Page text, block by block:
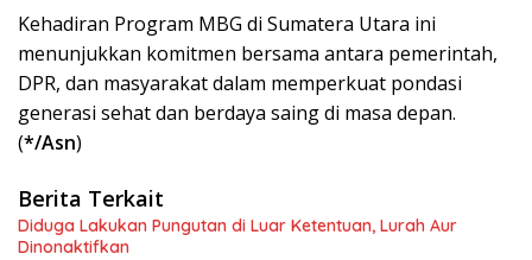
Kehadiran Program MBG di Sumatera Utara ini
menunjukkan komitmen bersama antara pemerintah,
DPR, dan masyarakat dalam memperkuat pondasi
generasi sehat dan berdaya saing di masa depan.
(*/Asn)
Berita Terkait
Diduga Lakukan Pungutan di Luar Ketentuan, Lurah Aur
Dinonaktifkan